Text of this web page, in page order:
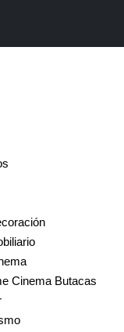
Cinema Butacas